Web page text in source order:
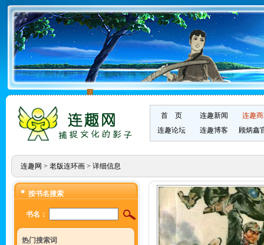
首 页 连趣新闻
连趣
连趣论坛
连趣博客 顾炳鑫
连趣网 > 老版连环画> 详细信息
按书名搜索
书名：
热门搜索词